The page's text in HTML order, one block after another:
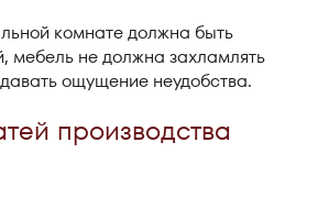
комнате должна быть
мебель не должна захламлять
ощущение неудобства.
производства